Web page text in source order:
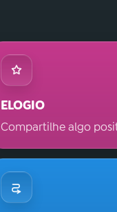
ELOGIO
Compartilhe algo